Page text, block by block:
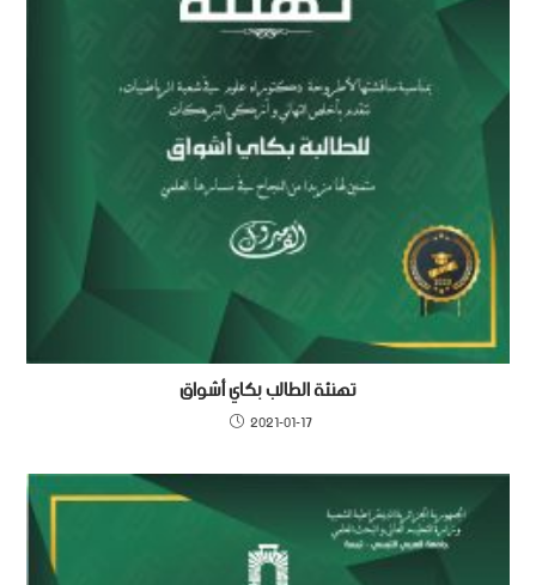
تهنئة الطالب بكاي أشواق
2021-01-17